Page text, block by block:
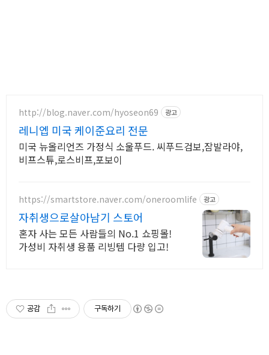
http://blog.naver.com/hyoseon69 광고
레니엡 미국 케이준요리 전문
미국 뉴올리언즈 가정식 소울푸드. 씨푸드검보,잠발라야,
비프스튜,로스비프,포보이
https://smartstore.naver.com/oneroomlife 광고
자취생으로살아남기 스토어
혼자 사는 모든 사람들의 No.1 쇼핑몰!
가성비 자취생 용품 리빙템 다량 입고!
공감 구독하기